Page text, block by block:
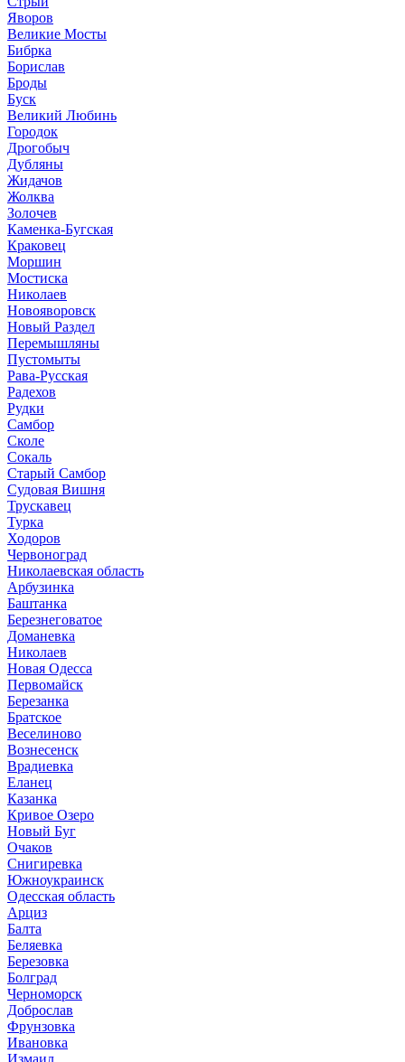
Яворов
Великие Мосты
Бибрка
Борислав
Броды
Буск
Великий Любинь
Городок
Дрогобыч
Дубляны
Жидачов
Жолква
Золочев
Каменка-Бугская
Краковец
Моршин
Мостиска
Николаев
Новояворовск
Новый Раздел
Перемышляны
Пустомыты
Рава-Русская
Радехов
Рудки
Самбор
Сколе
Сокаль
Старый Самбор
Судовая Вишня
Трускавец
Турка
Ходоров
Червоноград
Николаевская область
Арбузинка
Баштанка
Березнеговатое
Доманевка
Николаев
Новая Одесса
Первомайск
Березанка
Братское
Веселиново
Вознесенск
Врадиевка
Еланец
Казанка
Кривое Озеро
Новый Буг
Очаков
Снигиревка
Южноукраинск
Одесская область
Арциз
Балта
Беляевка
Березовка
Болград
Черноморск
Доброслав
Фрунзовка
Ивановка
Измаил